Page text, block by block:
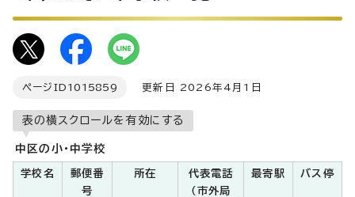
ページID 1015859 更新日 2026年4月1日
表の横スクロールを有効にする
中区の小・中学校
学校名
郵便番
号
所在
代表電話
（市外局
最寄駅 バス停